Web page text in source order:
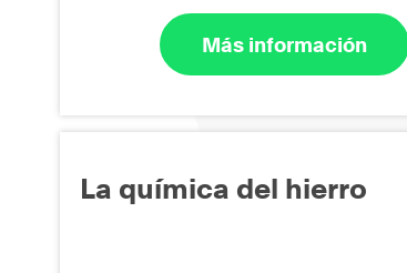
Más información
La química del hierro